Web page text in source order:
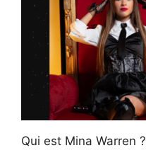
Qui est Mina Warren ?